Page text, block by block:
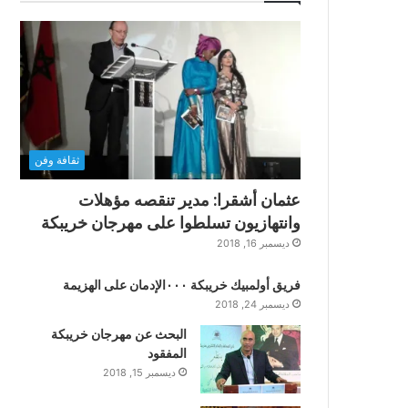
ثقافة وفن
عثمان أشقرا: مدير تنقصه مؤهلات
وانتهازيون تسلطوا على مهرجان خريبكة
ديسمبر 16, 2018
فريق أولمبيك خريبكة ٠٠٠الإدمان على الهزيمة
ديسمبر 24, 2018
البحث عن مهرجان خريبكة
المفقود
ديسمبر 15, 2018